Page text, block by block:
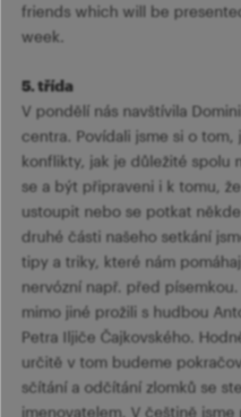
friends which will be
week.
5. třída
V pondělí nás navštívila
centra. Povídali jsme si o tom,
konflikty, jak je důležité spolu
se a být připraveni i k tomu,
ustoupit nebo se potkat
druhé části našeho setkání
tipy a triky, které nám
nervózní např. před
mimo jiné prožili s hudbou
Petra Iljiče Čajkovského.
určitě v tom budeme
sčítání a odčítání zlomků se
jmenovatelem. V češtině jsme